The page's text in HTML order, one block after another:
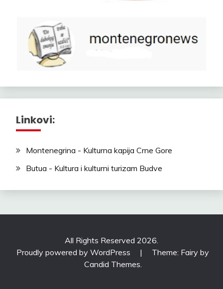
Linkovi:
Montenegrina - Kulturna kapija Crne Gore
Butua - Kultura i kulturni turizam Budve
All Rights Reserved 2026.
Proudly powered by WordPress
|
Theme: Fairy by
Candid Themes.